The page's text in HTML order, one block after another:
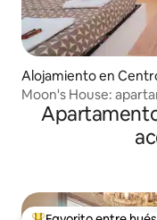
Alojamiento en
Moon's House: